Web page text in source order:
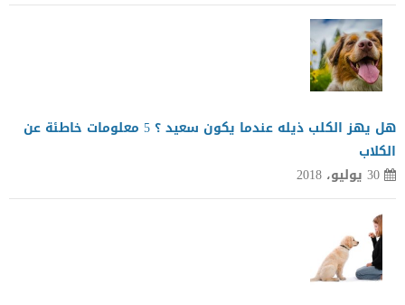
هل يهز الكلب ذيله عندما يكون سعيد ؟ 5 معلومات خاطئة عن
الكلاب
30 يوليو، 2018